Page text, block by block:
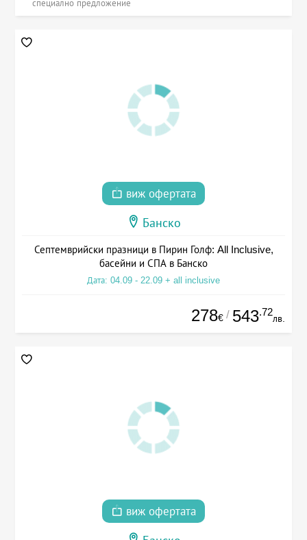
специално предложение
виж офертата
Банско
Септемврийски празници в Пирин Голф: All Inclusive,
басейни и СПА в Банско
Дата: 04.09 - 22.09 + all inclusive
278€ / 543.72
лв.
виж офертата